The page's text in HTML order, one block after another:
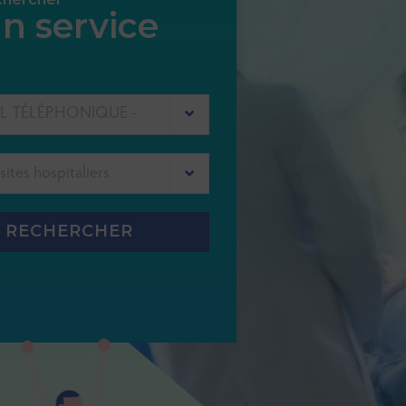
service
RECHERCHER